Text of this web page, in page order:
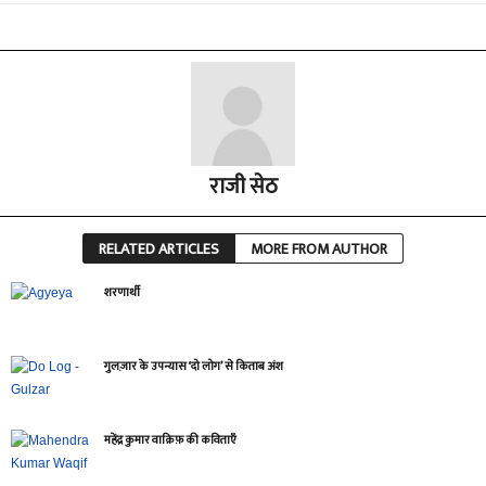
राजी सेठ
RELATED ARTICLES MORE FROM AUTHOR
शरणार्थी
गुलज़ार के उपन्यास ‘दो लोग’ से किताब अंश
महेंद्र कुमार वाक़िफ़ की कविताएँ